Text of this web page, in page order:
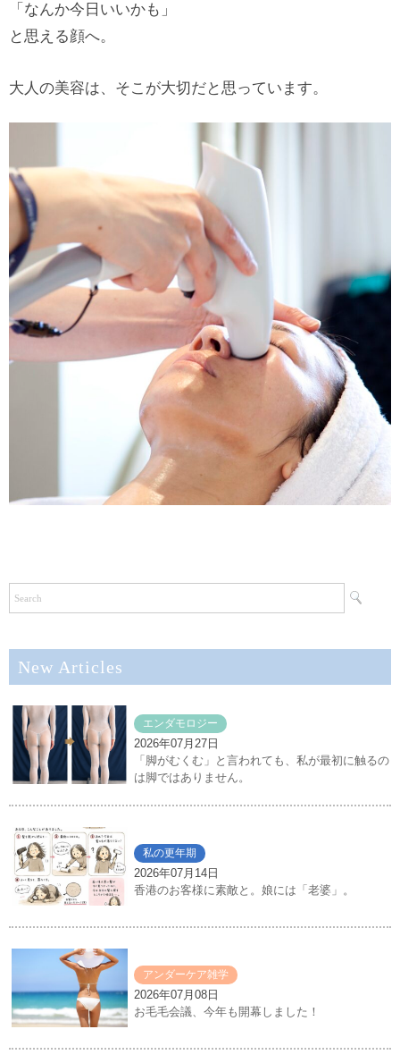
「なんか今日いいかも」
と思える顔へ。
大人の美容は、そこが大切だと思っています。
New Articles
エンダモロジー
2026年07月27日
「脚がむくむ」と言われても、私が最初に触るの
は脚ではありません。
私の更年期
2026年07月14日
香港のお客様に素敵と。娘には「老婆」。
アンダーケア雑学
2026年07月08日
お毛毛会議、今年も開幕しました！